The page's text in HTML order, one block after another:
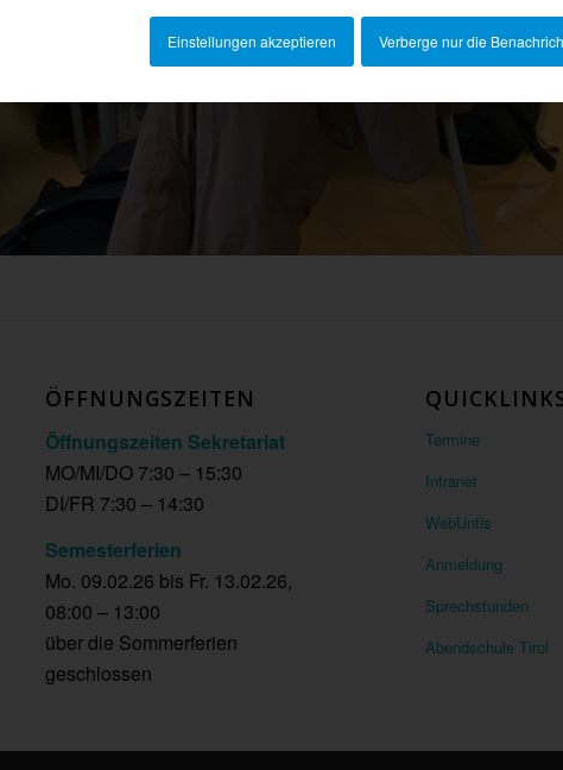
Einstellungen akzeptieren Verberge nur die
ÖFFNUNGSZEITEN
Öffnungszeiten Sekretariat
MO/MI/DO 7:30 – 15:30
DI/FR 7:30 – 14:30
Semesterferien
Mo. 09.02.26 bis Fr. 13.02.26,
08:00 – 13:00
über die Sommerferien
geschlossen
Termine
Intranet
WebUntis
Anmeldung
Sprechstunden
Abendschule Tirol